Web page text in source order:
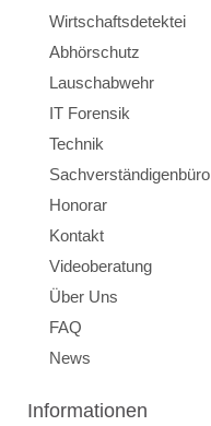
Wirtschaftsdetektei
Abhörschutz
Lauschabwehr
IT Forensik
Technik
Sachverständigenbüro
Honorar
Kontakt
Videoberatung
Über Uns
FAQ
News
Informationen